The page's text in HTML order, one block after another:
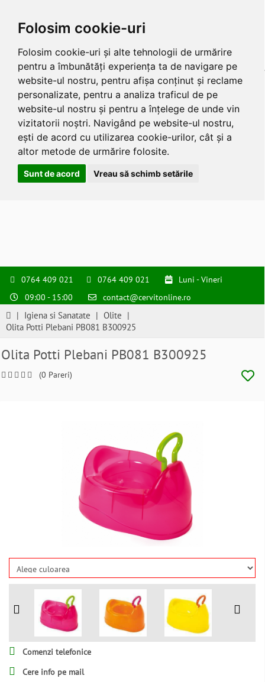
Folosim cookie-uri
Folosim cookie-uri și alte tehnologii de urmărire
pentru a îmbunătăți experiența ta de navigare pe
website-ul nostru, pentru afișa conținut și reclame
personalizate, pentru a analiza traficul de pe
website-ul nostru și pentru a înțelege de unde vin
vizitatorii noștri. Navigând pe website-ul nostru,
ești de acord cu utilizarea cookie-urilor, cât și a
altor metode de urmărire folosite.
Sunt de acord Vreau să schimb setările
0764 409 021 0764 409 021
Luni - Vineri
09:00 - 15:00
contact@cervitonline.ro
| Igiena si Sanatate | Olite |
Olita Potti Plebani PB081 B300925
Olita Potti Plebani PB081 B300925
(0 Pareri)
Comenzi telefonice
Cere info pe mail